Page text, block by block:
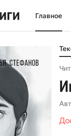
Главное